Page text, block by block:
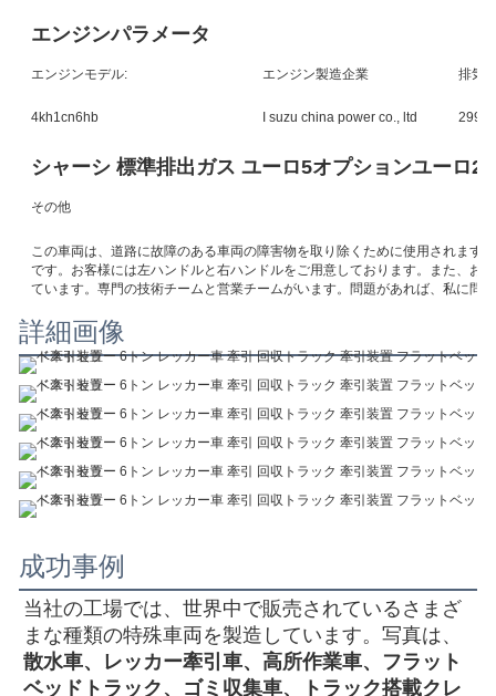
エンジンパラメータ
エンジンモデル: エンジン製造企業 排気
4kh1cn6hb I suzu china power co., ltd 2990
シャーシ 標準排出ガス ユーロ5オプションユーロ2/
その他
この車両は、道路に故障のある車両の障害物を取り除くために使用されます
です。お客様には左ハンドルと右ハンドルをご用意しております。また、お
ています。専門の技術チームと営業チームがいます。問題があれば、私に問
詳細画像
成功事例
当社の工場では、世界中で販売されているさまざ
まな種類の特殊車両を製造しています。写真は、
散水車、レッカー牽引車、高所作業車、フラット
ベッドトラック、ゴミ収集車、トラック搭載クレ